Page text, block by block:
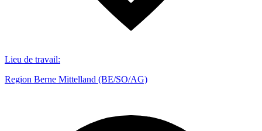
Lieu de travail:
Region Berne Mittelland (BE/SO/AG)